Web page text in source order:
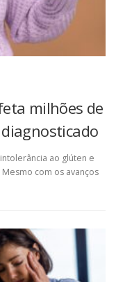
milhões de
ao glúten e
com os avanços